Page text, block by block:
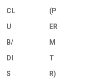
CL
U
B/
DI
S
(P
ER
M
T
R)